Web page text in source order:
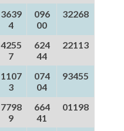
3639
4
096
00
32268
4255
7
624
44
22113
1107
3
074
04
93455
7798
9
664
41
01198